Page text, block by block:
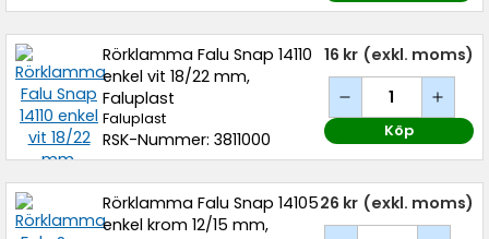
Rörklamma Falu Snap 14110
enkel vit 18/22 mm,
Faluplast
Faluplast
RSK-Nummer: 3811000
16 kr (exkl. moms)
Köp
Rörklamma Falu Snap 14105
enkel krom 12/15 mm,
26 kr (exkl. moms)